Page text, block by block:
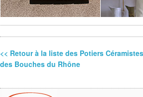
<< Retour à la liste des Potiers
des Bouches du Rhône